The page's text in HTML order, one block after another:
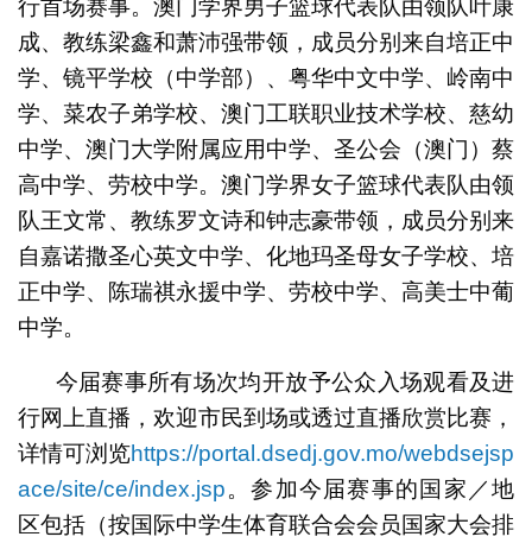
行首场赛事。澳门学界男子篮球代表队由领队叶康
成、教练梁鑫和萧沛强带领，成员分别来自培正中
学、镜平学校（中学部）、粤华中文中学、岭南中
学、菜农子弟学校、澳门工联职业技术学校、慈幼
中学、澳门大学附属应用中学、圣公会（澳门）蔡
高中学、劳校中学。澳门学界女子篮球代表队由领
队王文常、教练罗文诗和钟志豪带领，成员分别来
自嘉诺撒圣心英文中学、化地玛圣母女子学校、培
正中学、陈瑞祺永援中学、劳校中学、高美士中葡
中学。
今届赛事所有场次均开放予公众入场观看及进
行网上直播，欢迎市民到场或透过直播欣赏比赛，
详情可浏览https://portal.dsedj.gov.mo/webdsejsp
ace/site/ce/index.jsp。参加今届赛事的国家／地
区包括（按国际中学生体育联合会会员国家大会排